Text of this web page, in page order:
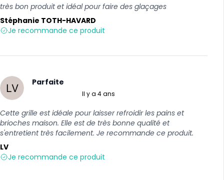
très bon produit et idéal pour faire des glaçages
Stéphanie TOTH-HAVARD
Je recommande ce produit
Parfaite
Il y a 4 ans
Cette grille est idéale pour laisser refroidir les pains et
brioches maison. Elle est de très bonne qualité et
s'entretient très facilement. Je recommande ce produit.
LV
Je recommande ce produit